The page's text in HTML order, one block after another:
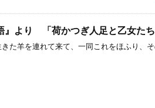
』より 「荷かつぎ人足と乙女たち
た羊を連れて来て、一同これをほふり、